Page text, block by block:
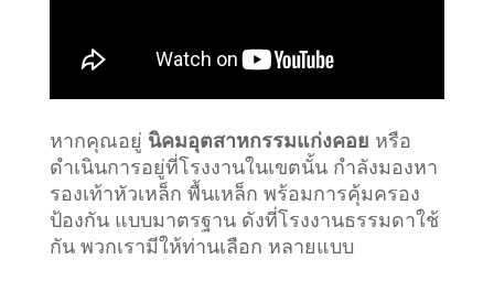
หากคุณอยู่ นิคมอุตสาหกรรมแก่งคอย หรือ
ดำเนินการอยู่ที่โรงงานในเขตนั้น กำลังมองหา
รองเท้าหัวเหล็ก พื้นเหล็ก พร้อมการคุ้มครอง
ป้องกัน แบบมาตรฐาน ดังที่โรงงานธรรมดาใช้
กัน พวกเรามีให้ท่านเลือก หลายแบบ